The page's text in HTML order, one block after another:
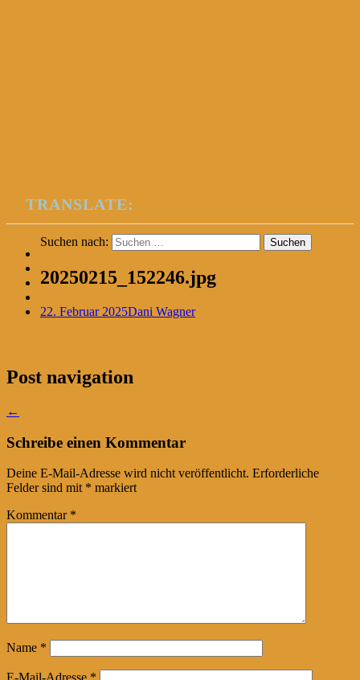
TRANSLATE:
Suchen nach:
20250215_152246.jpg
22. Februar 2025Dani Wagner
Post navigation
←
Schreibe einen Kommentar
Deine E-Mail-Adresse wird nicht veröffentlicht. Erforderliche
Felder sind mit * markiert
Kommentar *
Name *